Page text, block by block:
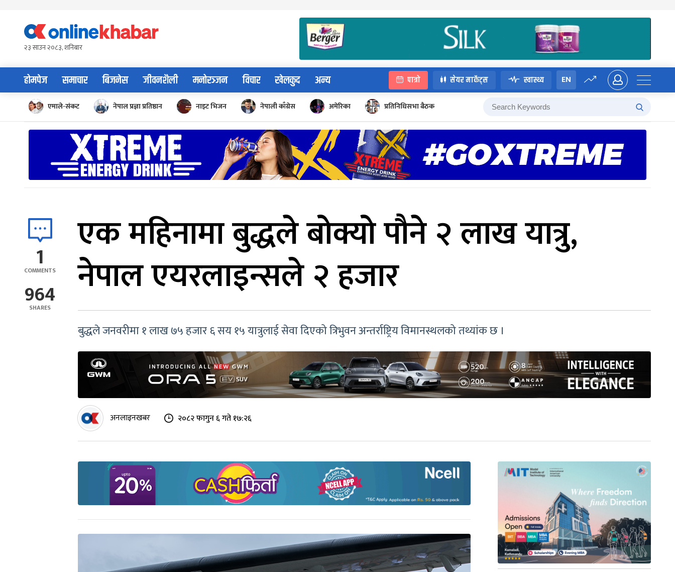
content२३ साउन २०८३, शनिबार
होमपेज समाचार बिजनेस जीवनशैली मनोरञ्जन विचार खेलकुद अन्य पात्रो सेयर मार्केट्स स्वास्थ्य EN
एमाले-संकट नेपाल प्रज्ञा प्रतिष्ठान नाइट भिजन नेपाली काँग्रेस अमेरिका प्रतिनिधिसभा बैठक
1
COMMENTS
964
SHARES
एक महिनामा बुद्धले बोक्यो पौने २ लाख यात्रु,
नेपाल एयरलाइन्सले २ हजार
बुद्धले जनवरीमा १ लाख ७५ हजार ६ सय १५ यात्रुलाई सेवा दिएको त्रिभुवन अन्तर्राष्ट्रिय विमानस्थलको तथ्यांक छ ।
अनलाइनखबर २०८२ फागुन ६ गते १७:२६